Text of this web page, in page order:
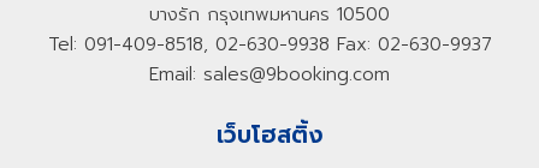
บางรัก กรุงเทพมหานคร 10500
Tel: 091-409-8518, 02-630-9938 Fax: 02-630-9937
Email: sales@9booking.com
เว็บโฮสติ้ง